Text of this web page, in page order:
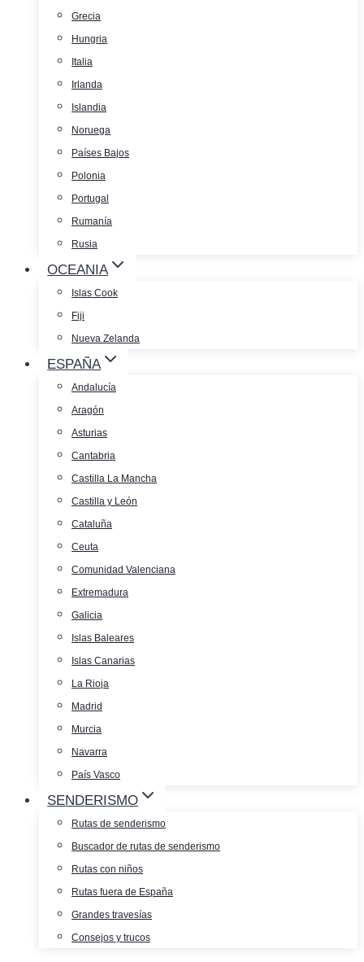
Grecia
Hungria
Italia
Irlanda
Islandia
Noruega
Países Bajos
Polonia
Portugal
Rumanía
Rusia
OCEANIA
Islas Cook
Fiji
Nueva Zelanda
ESPAÑA
Andalucía
Aragón
Asturias
Cantabria
Castilla La Mancha
Castilla y León
Cataluña
Ceuta
Comunidad Valenciana
Extremadura
Galicia
Islas Baleares
Islas Canarias
La Rioja
Madrid
Murcia
Navarra
País Vasco
SENDERISMO
Rutas de senderismo
Buscador de rutas de senderismo
Rutas con niños
Rutas fuera de España
Grandes travesías
Consejos y trucos